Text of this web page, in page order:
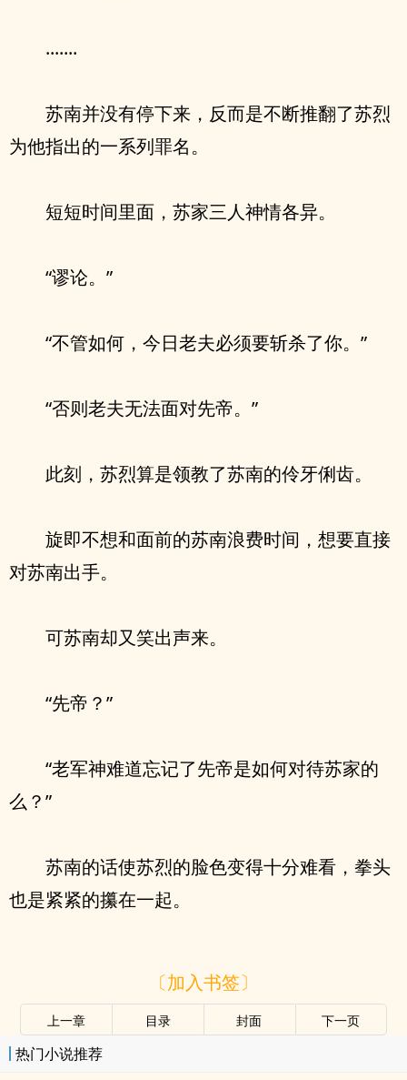
.......
苏南并没有停下来，反而是不断推翻了苏烈
为他指出的一系列罪名。
短短时间里面，苏家三人神情各异。
“谬论。”
“不管如何，今日老夫必须要斩杀了你。”
“否则老夫无法面对先帝。”
此刻，苏烈算是领教了苏南的伶牙俐齿。
旋即不想和面前的苏南浪费时间，想要直接
对苏南出手。
可苏南却又笑出声来。
“先帝？”
“老军神难道忘记了先帝是如何对待苏家的
么？”
苏南的话使苏烈的脸色变得十分难看，拳头
也是紧紧的攥在一起。
〔加入书签〕
上一章 目录 封面 下一页
热门小说推荐